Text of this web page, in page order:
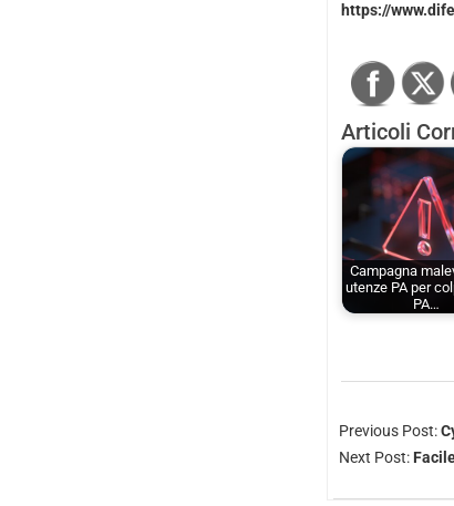
https://
Articoli
Campagna
utenze PA per
PA…
Previous Post:
Next Post: